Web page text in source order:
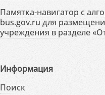
Памятка-навигатор с
bus.gov.ru для
учреждения в разделе
Информация
Поиск